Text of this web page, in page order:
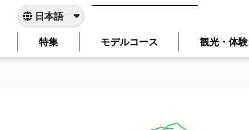
特集 モデルコース 観光・体験
日本語